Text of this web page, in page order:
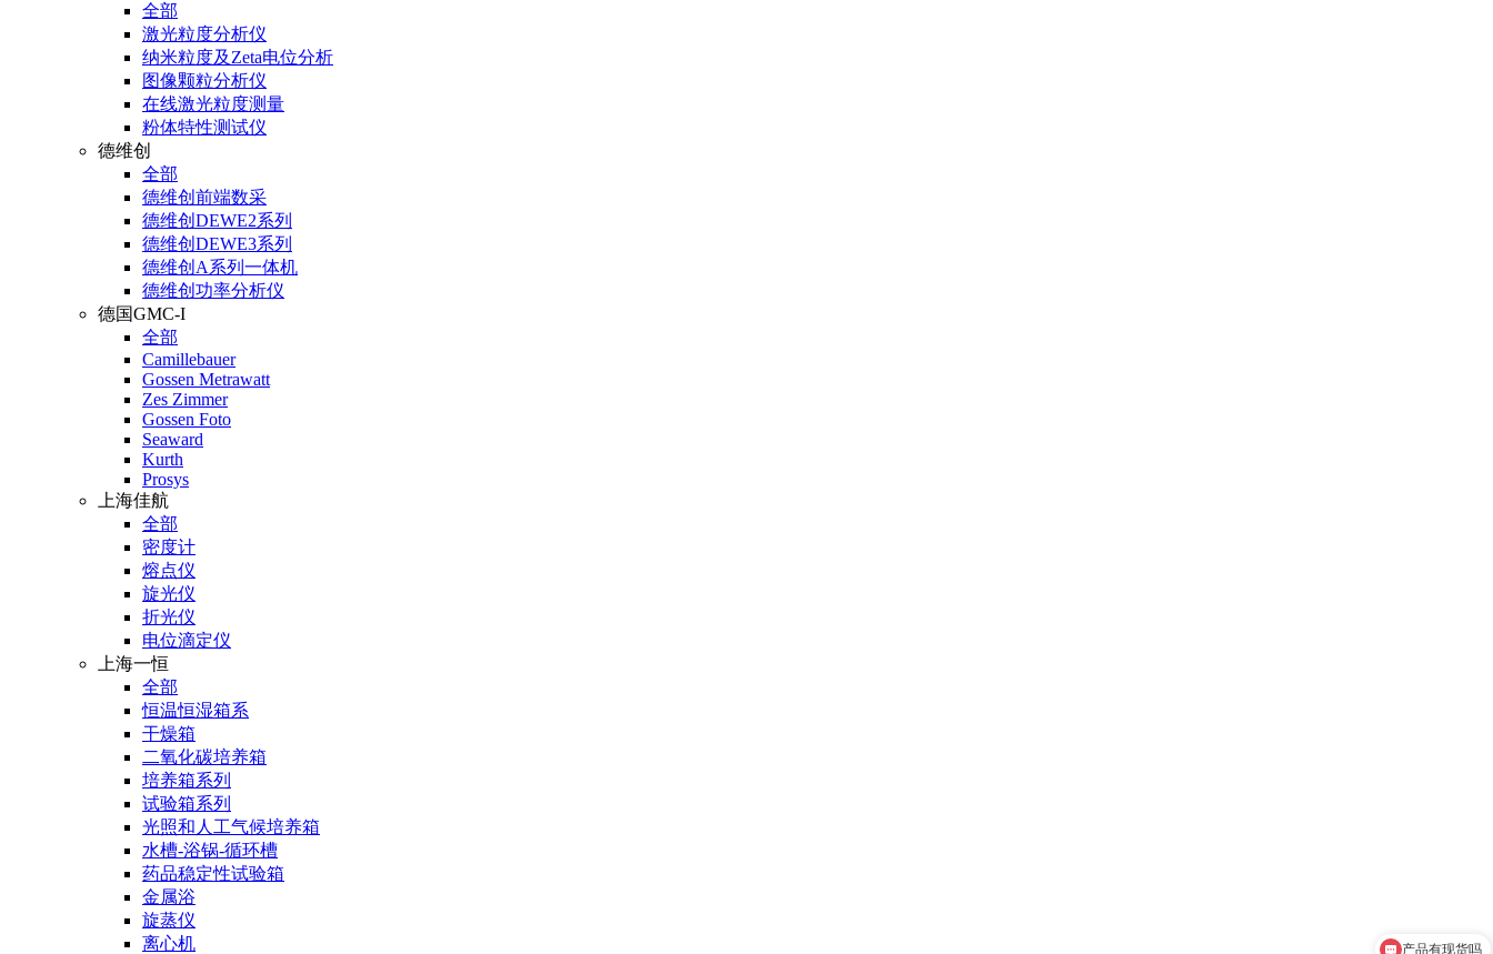
全部
激光粒度分析仪
纳米粒度及Zeta电位分析
图像颗粒分析仪
在线激光粒度测量
粉体特性测试仪
德维创
全部
德维创前端数采
德维创DEWE2系列
德维创DEWE3系列
德维创A系列一体机
德维创功率分析仪
德国GMC-I
全部
Camillebauer
Gossen Metrawatt
Zes Zimmer
Gossen Foto
Seaward
Kurth
Prosys
上海佳航
全部
密度计
熔点仪
旋光仪
折光仪
电位滴定仪
上海一恒
全部
恒温恒湿箱系
干燥箱
二氧化碳培养箱
培养箱系列
试验箱系列
光照和人工气候培养箱
水槽-浴锅-循环槽
药品稳定性试验箱
金属浴
旋蒸仪
离心机